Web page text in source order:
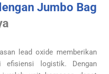
Jumbo Bag
lead oxide memberikan
efisiensi logistik. Dengan